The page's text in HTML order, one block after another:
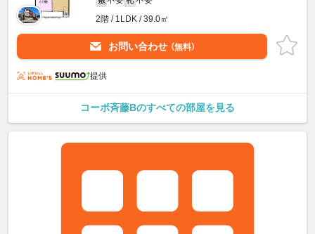
2階 / 1LDK / 39.0㎡
お問い合わせ （無料）
提供
コーポ斉藤Bのすべての部屋を見る